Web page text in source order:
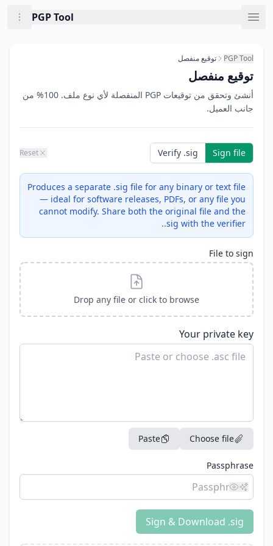
PGP Tool
PGP Tool توقيع منفصل
توقيع منفصل
أنشئ وتحقق من توقيعات PGP المنفصلة لأي نوع ملف. 100% من
جانب العميل.
Sign file
Verify .sig
Reset
Produces a separate .sig file for any binary or text file
— ideal for software releases, PDFs, or any file you
cannot modify. Share both the original file and the
.sig with the verifier.
File to sign
Drop any file or click to browse
Your private key
Choose file
Paste
Passphrase
Sign & Download .sig